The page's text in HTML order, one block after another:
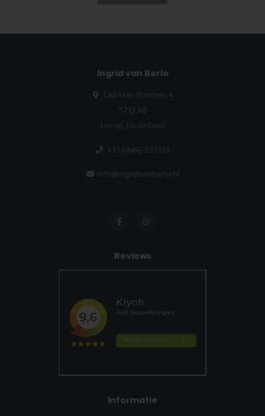
Ingrid van Berlo
Laan ten Boomen 4
5715 AB
Lierop, Nederland
+31 (0)492-335353
info@ingridvanberlo.nl
Reviews
Informatie